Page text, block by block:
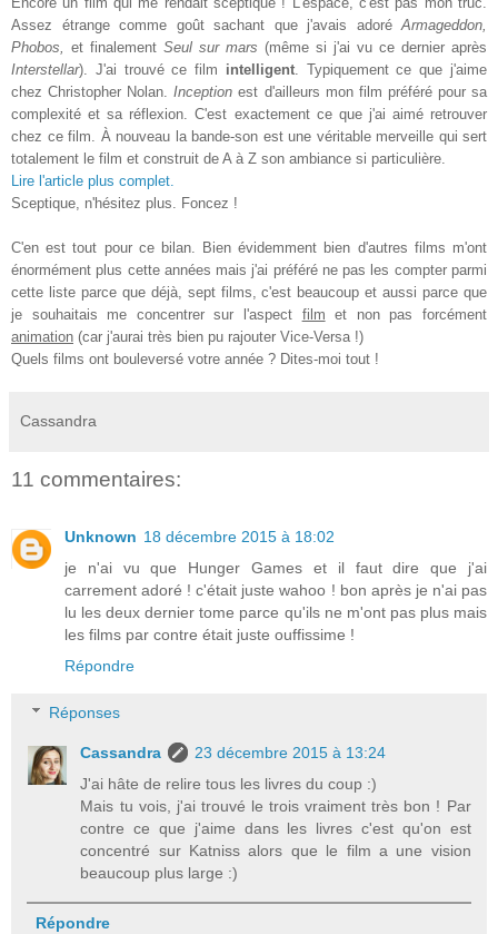
Assez étrange comme goût sachant que j'avais adoré Armageddon,
Phobos, et finalement Seul sur mars (même si j'ai vu ce dernier après
Interstellar). J'ai trouvé ce film intelligent. Typiquement ce que j'aime
chez Christopher Nolan.Inception est d'ailleurs mon film préféré pour sa
complexité et sa réflexion. C'est exactement ce que j'ai aimé retrouver
chez ce film. À nouveau la bande-son est une véritable merveille qui sert
totalement le film et construit de A à Z son ambiance si particulière.
Lire l'article plus complet.
Sceptique, n'hésitez plus. Foncez !
C'en est tout pour ce bilan. Bien évidemment bien d'autres films m'ont
énormément plus cette années mais j'ai préféré ne pas les compter parmi
cette liste parce que déjà, sept films, c'est beaucoup et aussi parce que
je souhaitais me concentrer sur l'aspect film et non pas forcément
animation (car j'aurai très bien pu rajouter Vice-Versa !)
Quels films ont bouleversé votre année ? Dites-moi tout !
Cassandra
11 commentaires:
Unknown 18 décembre 2015 à 18:02
je n'ai vu que Hunger Games et il faut dire que j'ai
carrement adoré ! c'était juste wahoo ! bon après je n'ai pas
lu les deux dernier tome parce qu'ils ne m'ont pas plus mais
les films par contre était juste ouffissime !
Répondre
Réponses
Cassandra
23 décembre 2015 à 13:24
J'ai hâte de relire tous les livres du coup :)
Mais tu vois, j'ai trouvé le trois vraiment très bon ! Par
contre ce que j'aime dans les livres c'est qu'on est
concentré sur Katniss alors que le film a une vision
beaucoup plus large :)
Répondre